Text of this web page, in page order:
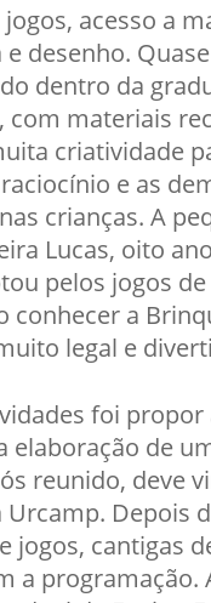
acesso a
desenho.
dentro da
com materiais
criatividade
e as
crianças. A
Lucas, oito
pelos jogos
conhecer a
legal e
foi propor
elaboração de
reunido, deve
Depois
jogos, cantigas
a programação.